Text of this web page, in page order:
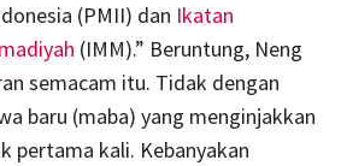
(PMII) dan Ikatan
(IMM).” Beruntung, Neng
semacam itu. Tidak dengan
baru (maba) yang menginjakkan
pertama kali. Kebanyakan